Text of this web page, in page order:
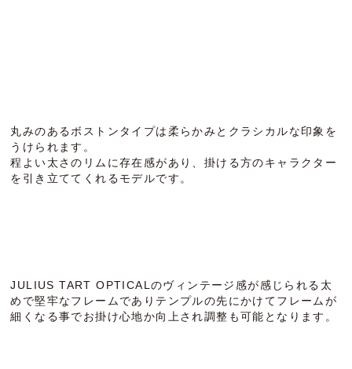
丸みのあるボストンタイプは柔らかみとクラシカルな印象を
うけられます。
程よい太さのリムに存在感があり、掛ける方のキャラクター
を引き立ててくれるモデルです。
JULIUS TART OPTICALのヴィンテージ感が感じられる太
めで堅牢なフレームでありテンプルの先にかけてフレームが
細くなる事でお掛け心地か向上され調整も可能となります。